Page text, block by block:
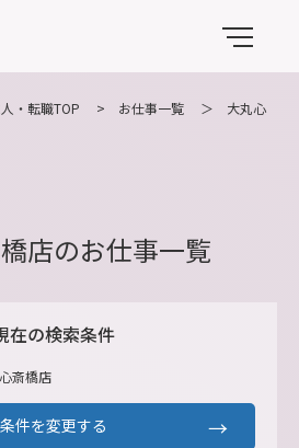
・転職TOP > お仕事一覧 ＞ 大丸心
店のお仕事一覧
在の検索条件
斎橋店
条件を変更する